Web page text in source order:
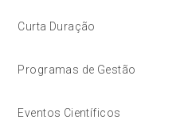
Curta Duração
Programas de Gestão
Eventos Científicos